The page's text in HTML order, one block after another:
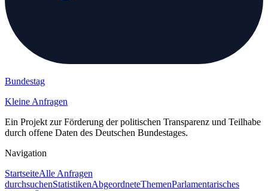
Bundestag
Kleine Anfragen
Ein Projekt zur Förderung der politischen Transparenz und Teilhabe
durch offene Daten des Deutschen Bundestages.
Navigation
StartseiteAlle Anfragen
durchsuchenStatistikenAbgeordneteThemenParlamentarisches